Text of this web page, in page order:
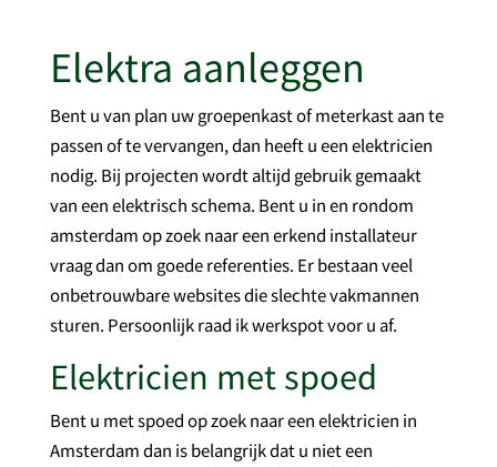
Elektra aanleggen
Bent u van plan uw groepenkast of meterkast aan te
passen of te vervangen, dan heeft u een elektricien
nodig. Bij projecten wordt altijd gebruik gemaakt
van een elektrisch schema. Bent u in en rondom
amsterdam op zoek naar een erkend installateur
vraag dan om goede referenties. Er bestaan veel
onbetrouwbare websites die slechte vakmannen
sturen. Persoonlijk raad ik werkspot voor u af.
Elektricien met spoed
Bent u met spoed op zoek naar een elektricien in
Amsterdam dan is belangrijk dat u niet een